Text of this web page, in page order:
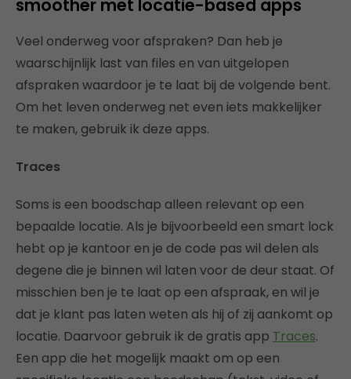
smoother met locatie-based apps
Veel onderweg voor afspraken? Dan heb je
waarschijnlijk last van files en van uitgelopen
afspraken waardoor je te laat bij de volgende bent.
Om het leven onderweg net even iets makkelijker
te maken, gebruik ik deze apps.
Traces
Soms is een boodschap alleen relevant op een
bepaalde locatie. Als je bijvoorbeeld een smart lock
hebt op je kantoor en je de code pas wil delen als
degene die je binnen wil laten voor de deur staat. Of
misschien ben je te laat op een afspraak, en wil je
dat je klant pas laten weten als hij of zij aankomt op
locatie. Daarvoor gebruik ik de gratis app Traces.
Een app die het mogelijk maakt om op een